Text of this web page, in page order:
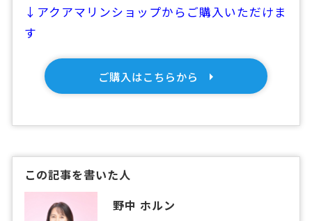
↓アクアマリンショップからご購入いただけま
す
ご購入はこちらから
この記事を書いた人
野中 ホルン